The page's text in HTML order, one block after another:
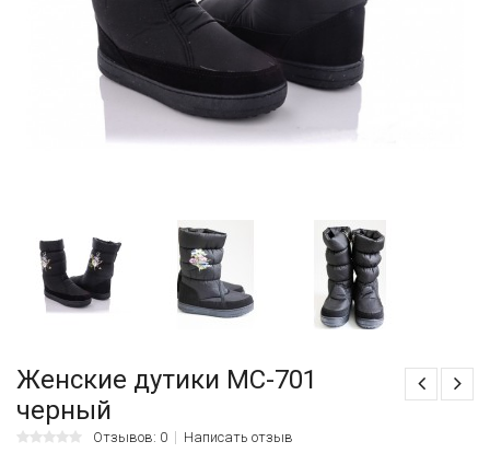
Женские дутики МС-701
черный
Отзывов: 0 Написать отзыв